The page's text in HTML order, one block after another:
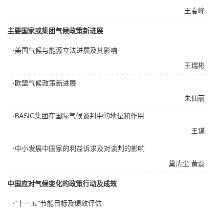
王春峰
主要国家或集团气候政策新进展
王瑞彬
·美国气候与能源立法进展及其影响
朱仙丽
·欧盟气候政策新进展
王谋
·BASIC集团在国际气候谈判中的地位和作用
黄磊
巢清尘
·中小发展中国家的利益诉求及对谈判的影响
中国应对气候变化的政策行动及成效
·“十一五”节能目标及绩效评估